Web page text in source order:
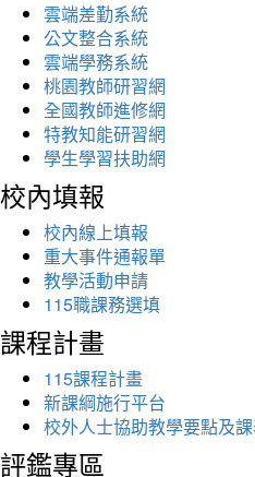
雲端差勤系統
公文整合系統
雲端學務系統
桃園教師研習網
全國教師進修網
特教知能研習網
學生學習扶助網
校內填報
校內線上填報
重大事件通報單
教學活動申請
115職課務選填
課程計畫
115課程計畫
新課綱施行平台
校外人士協助教學要點及
評鑑專區